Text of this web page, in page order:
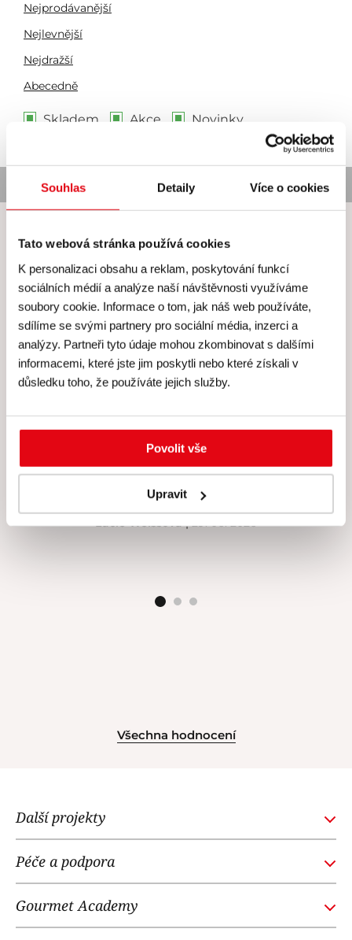
Souhlas Detaily Více o cookies
Tato webová stránka používá cookies
K personalizaci obsahu a reklam, poskytování funkcí
sociálních médií a analýze naší návštěvnosti využíváme
soubory cookie. Informace o tom, jak náš web používáte,
sdílíme se svými partnery pro sociální média, inzerci a
analýzy. Partneři tyto údaje mohou zkombinovat s dalšími
informacemi, které jste jim poskytli nebo které získali v
důsledku toho, že používáte jejich služby.
Povolit vše
Upravit
Nejprodávanější
Nejlevnější
Nejdražší
Abecedně
Skladem Akce Novinky
Nebyl nalezen žádný produkt
Hodnocení Gourmet Academy
Hodnocení: 4.9 (216)
upéct korpus. Besky je skvělá, krásně vše vysvětlí,
pomůže, poradí, pod jejím dohledem zvládne dort snad
Lucie Weissová| 29. 06. 2026
Všechna hodnocení
Další projekty
NOI RESTAURANT
WE LOVE DOGS
Péče a podpora
Gourmet Academy